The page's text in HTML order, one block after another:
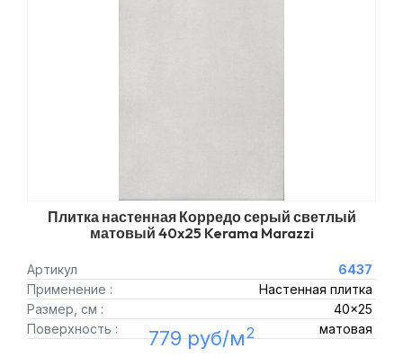
Плитка настенная Корредо серый светлый
матовый 40x25 Kerama Marazzi
Артикул
6437
Применение :
Настенная плитка
Размер, см :
40x25
Поверхность :
матовая
779 руб/м2